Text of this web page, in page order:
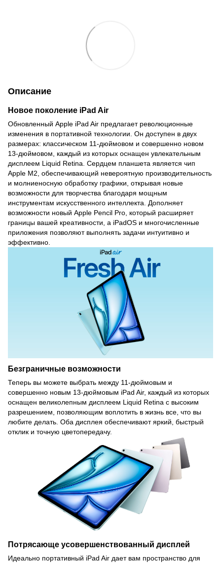
Описание
Новое поколение iPad Air
Обновленный Apple iPad Air предлагает революционные
изменения в портативной технологии. Он доступен в двух
размерах: классическом 11-дюймовом и совершенно новом
13-дюймовом, каждый из которых оснащен увлекательным
дисплеем Liquid Retina. Сердцем планшета является чип
Apple M2, обеспечивающий невероятную производительность
и молниеносную обработку графики, открывая новые
возможности для творчества благодаря мощным
инструментам искусственного интеллекта. Дополняет
возможности новый Apple Pencil Pro, который расширяет
границы вашей креативности, а iPadOS и многочисленные
приложения позволяют выполнять задачи интуитивно и
эффективно.
Безграничные возможности
Теперь вы можете выбрать между 11-дюймовым и
совершенно новым 13-дюймовым iPad Air, каждый из которых
оснащен великолепным дисплеем Liquid Retina с высоким
разрешением, позволяющим воплотить в жизнь все, что вы
любите делать. Оба дисплея обеспечивают яркий, быстрый
отклик и точную цветопередачу.
Потрясающе усовершенствованный дисплей
Идеально портативный iPad Air дает вам пространство для